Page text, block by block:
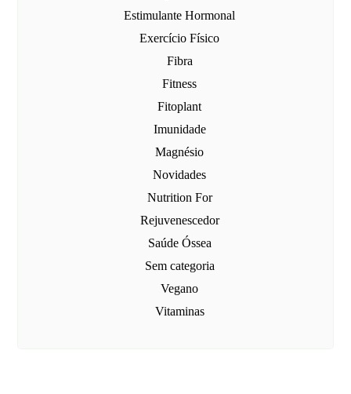
Estimulante Hormonal
Exercício Físico
Fibra
Fitness
Fitoplant
Imunidade
Magnésio
Novidades
Nutrition For
Rejuvenescedor
Saúde Óssea
Sem categoria
Vegano
Vitaminas